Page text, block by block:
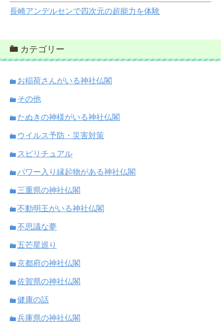
長崎アンデルセンで四次元の超能力を体験
カテゴリー
お稲荷さんがいる神社仏閣
その他
たぬきの神様がいる神社仏閣
ウイルス予防・災害対策
スピリチュアル
パワー入り縁起物がある神社仏閣
三重県の神社仏閣
不動明王がいる神社仏閣
不思議な夢
五芒星巡り
京都府の神社仏閣
佐賀県の神社仏閣
健康の話
兵庫県の神社仏閣